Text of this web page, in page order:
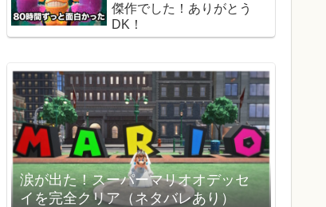
傑作でした！ありがとう
DK！
涙が出た！スーパーマリオオデッセ
イを完全クリア（ネタバレあり）